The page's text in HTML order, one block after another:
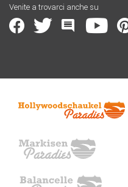
Venite a trovarci anche su